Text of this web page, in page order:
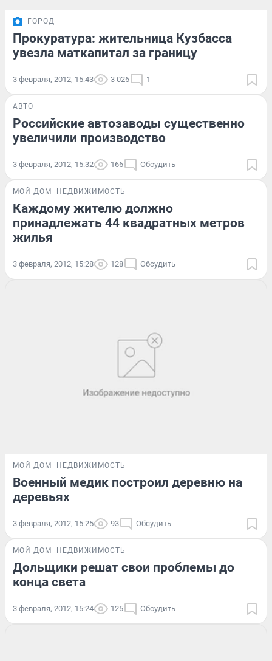
ГОРОД
Прокуратура: жительница Кузбасса
увезла маткапитал за границу
3 февраля, 2012, 15:43 3 026 1
АВТО
Российские автозаводы существенно
увеличили производство
3 февраля, 2012, 15:32 166 Обсудить
МОЙ ДОМ НЕДВИЖИМОСТЬ
Каждому жителю должно
принадлежать 44 квадратных метров
жилья
3 февраля, 2012, 15:28 128 Обсудить
МОЙ ДОМ НЕДВИЖИМОСТЬ
Военный медик построил деревню на
деревьях
3 февраля, 2012, 15:25 93 Обсудить
МОЙ ДОМ НЕДВИЖИМОСТЬ
Дольщики решат свои проблемы до
конца света
3 февраля, 2012, 15:24 125 Обсудить